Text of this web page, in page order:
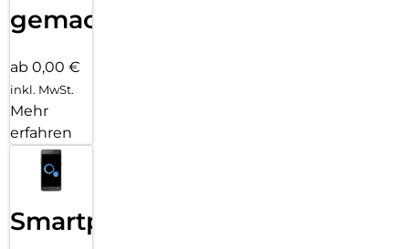
gemacht!
ab 0,00 €
inkl. MwSt.
Mehr
erfahren
Smartphone